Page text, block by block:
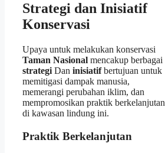
Strategi dan Inisiatif
Konservasi
Upaya untuk melakukan konservasi
Taman Nasional mencakup berbagai
strategi Dan inisiatifbertujuan untuk
memitigasi dampak manusia,
memerangi perubahan iklim, dan
mempromosikan praktik berkelanjutan
di kawasan lindung ini.
Praktik Berkelanjutan